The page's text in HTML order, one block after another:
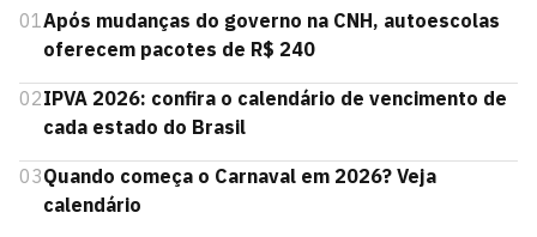
01Após mudanças do governo na CNH, autoescolas
oferecem pacotes de R$ 240
02IPVA 2026: confira o calendário de vencimento de
cada estado do Brasil
03Quando começa o Carnaval em 2026? Veja
calendário